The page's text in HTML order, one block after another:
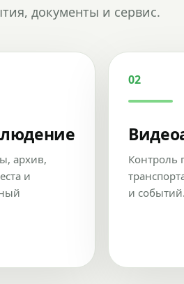
документы и сервис.
архив,
и
02
Контроль
и событий.